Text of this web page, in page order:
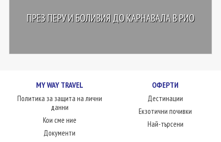
ПРЕЗ ПЕРУ И БОЛИВИЯ ДО КАРНАВАЛА В РИО
MY WAY TRAVEL
Политика за защита на лични
данни
Кои сме ние
Документи
ОФЕРТИ
Дестинации
Екзотични почивки
Най-търсени